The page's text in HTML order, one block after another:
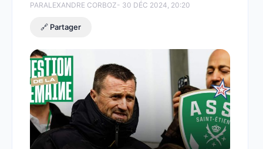
PARALEXANDRE CORBOZ- 30 DÉC 2024, 20:20
🔗 Partager